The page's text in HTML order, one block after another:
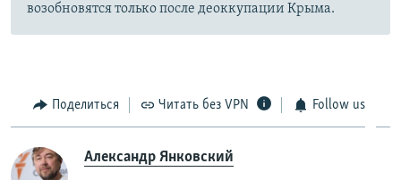
возобновятся только после деоккупации Крыма.
Поделиться Читать без VPN Follow us
Александр Янковский